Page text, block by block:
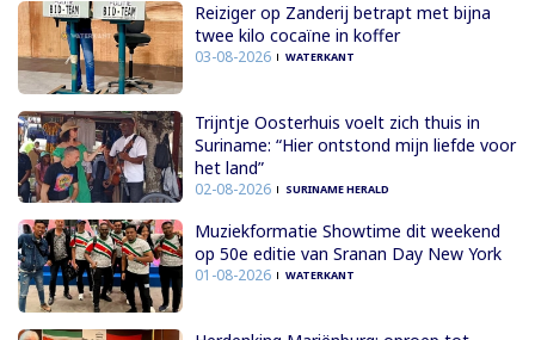
Reiziger op Zanderij betrapt met bijna
twee kilo cocaïne in koffer
03-08-2026 WATERKANT
Trijntje Oosterhuis voelt zich thuis in
Suriname: “Hier ontstond mijn liefde voor
het land”
02-08-2026 SURINAME HERALD
Muziekformatie Showtime dit weekend
op 50e editie van Sranan Day New York
01-08-2026 WATERKANT